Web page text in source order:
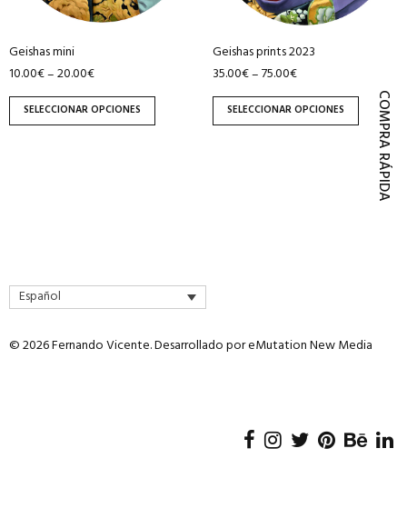
Geishas mini
10.00€–20.00€
SELECCIONAR OPCIONES
elegir
en
la
página
Geishas prints 2023
35.00€–75.00€
SELECCIONAR OPCIONES
elegir
en
la
página
COMPRA RÁPIDA
Español
© 2026 Fernando Vicente. Desarrollado poreMutation New Media